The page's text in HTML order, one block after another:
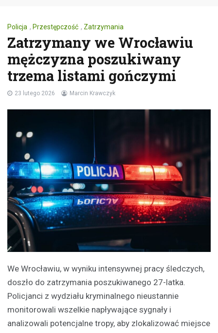
Policja , Przestępczość , Zatrzymania
Zatrzymany we Wrocławiu
mężczyzna poszukiwany
trzema listami gończymi
23 lutego 2026 Marcin Krawczyk
We Wrocławiu, w wyniku intensywnej pracy śledczych,
doszło do zatrzymania poszukiwanego 27-latka.
Policjanci z wydziału kryminalnego nieustannie
monitorowali wszelkie napływające sygnały i
analizowali potencjalne tropy, aby zlokalizować miejsce